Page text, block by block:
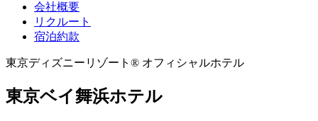
会社概要
リクルート
宿泊約款
東京ディズニーリゾート® オフィシャルホテル
東京ベイ舞浜ホテル